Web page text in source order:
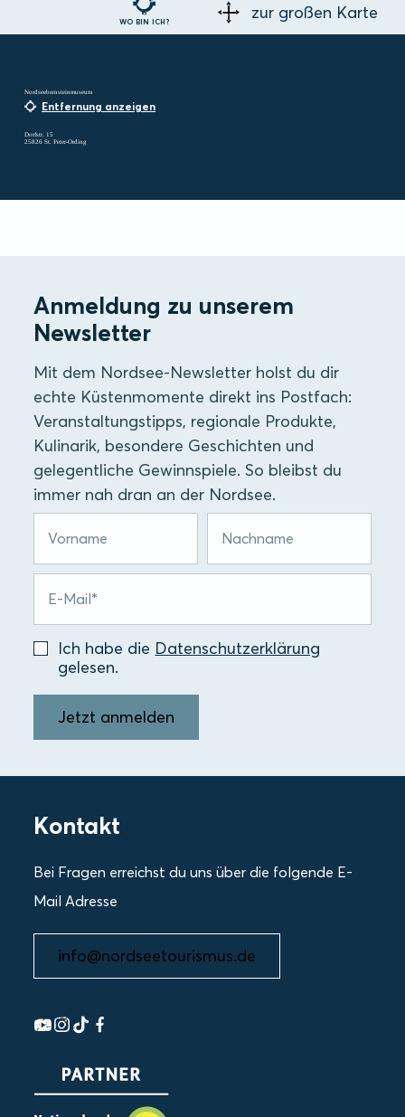
WO BIN ICH? zur großen Karte
Nordseebernsteinmuseum
Entfernung anzeigen
Dorfstr. 15
25826 St. Peter-Ording
Anmeldung zu unserem
Newsletter
Mit dem Nordsee-Newsletter holst du dir
echte Küstenmomente direkt ins Postfach:
Veranstaltungstipps, regionale Produkte,
Kulinarik, besondere Geschichten und
gelegentliche Gewinnspiele. So bleibst du
immer nah dran an der Nordsee.
Ich habe die Datenschutzerklärung
gelesen.
Jetzt anmelden
Kontakt
Bei Fragen erreichst du uns über die folgende E-
Mail Adresse
info@nordseetourismus.de